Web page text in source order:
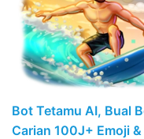
Bot Tetamu AI, Bual
Carian 100J+ Emoji